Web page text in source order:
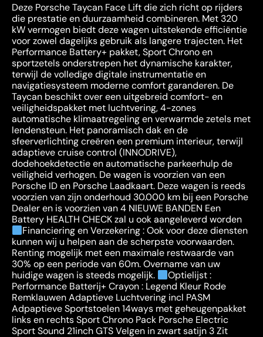
Deze Porsche Taycan Face Lift die zich richt op rijders
die prestatie en duurzaamheid combineren. Met 320
kW vermogen biedt deze wagen uitstekende efficiëntie
voor zowel dagelijks gebruik als langere trajecten. Het
Performance Battery+ pakket, Sport Chrono en
sportzetels onderstrepen het dynamische karakter,
terwijl de volledige digitale instrumentatie en
navigatiesysteem moderne comfort garanderen. De
Taycan beschikt over een uitgebreid comfort- en
veiligheidspakket met luchtvering, 4-zones
automatische klimaatregeling en verwarmde zetels met
lendensteun. Het panoramisch dak en de
sfeerverlichting creëren een premium interieur, terwijl
adaptieve cruise control (INNODRIVE),
dodehoekdetectie en automatische parkeerhulp de
veiligheid verhogen. De wagen is voorzien van een
Porsche ID en Porsche Laadkaart. Deze wagen is reeds
voorzien van zijn onderhoud 30.000 km bij een Porsche
Dealer en is voorzien van 4 NIEUWE BANDEN Een
Battery HEALTH CHECK zal u ook aangeleverd worden
Financiering en Verzekering : Ook voor deze diensten
kunnen wij u helpen aan de scherpste voorwaarden.
Renting mogelijk met een maximale restwaarde van
30% op een periode van 60m. Overname van uw
huidige wagen is steeds mogelijk.
Optielijst :
Performance Batterij+ Crayon : Legend Kleur Rode
Remklauwen Adaptieve Luchtvering incl PASM
Adpaptieve Sportstoelen 14ways met geheugenpakket
links en rechts Sport Chrono Pack Porsche Electric
Sport Sound 21inch GTS Velgen in zwart satijn 3 Zit